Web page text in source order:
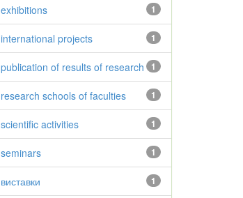
1
exhibitions
1
international projects
1
publication of results of research
1
research schools of faculties
1
scientific activities
1
seminars
1
виставки